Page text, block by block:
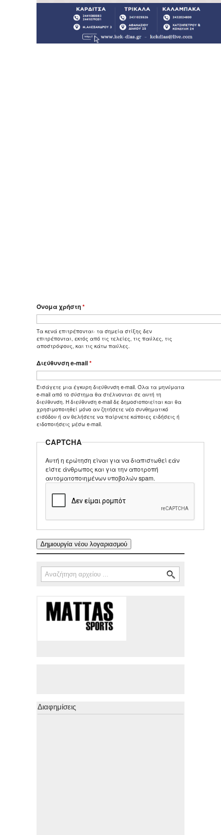
Όνομα χρήστη*
Τα κενά επιτρέπονται· τα σημεία στίξης δεν
επιτρέπονται, εκτός από τις τελείες, τις παύλες, τις
αποστρόφους, και τις κάτω παύλες.
Διεύθυνση e-mail*
Εισάγετε μια έγκυρη διεύθυνση e-mail. Όλα τα μηνύματα
e-mail από το σύστημα θα στέλνονται σε αυτή τη
διεύθυνση. Η διεύθυνση e-mail δε δημοσιοποιείται και θα
χρησιμοποιηθεί μόνο αν ζητήσετε νέο συνθηματικό
εισόδου ή αν θελήσετε να παίρνετε κάποιες ειδήσεις ή
ειδοποιήσεις μέσω e-mail.
CAPTCHA
Αυτή η ερώτηση είναι για να διαπιστωθεί εάν
είστε άνθρωπος και για την αποτροπή
αυτοματοποιημένων υποβολών spam.
Φόρμα αναζήτησης
Αναζήτηση
Διαφημίσεις